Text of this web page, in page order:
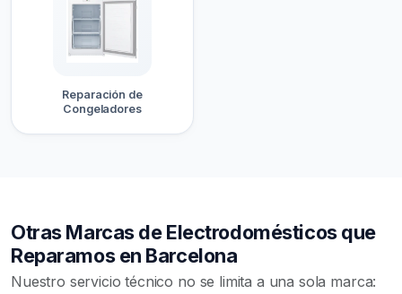
Reparación de
Congeladores
Otras Marcas de Electrodomésticos que
Reparamos en Barcelona
Nuestro servicio técnico no se limita a una sola marca: